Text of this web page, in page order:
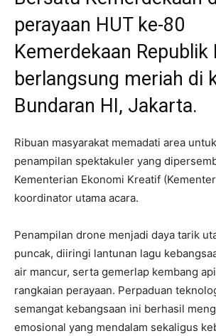
perayaan HUT ke-80
Kemerdekaan Republik
berlangsung meriah di
Bundaran HI, Jakarta.
Ribuan masyarakat memadati area
penampilan spektakuler yang
Kementerian Ekonomi Kreatif
koordinator utama acara.
Penampilan drone menjadi daya tarik
puncak, diiringi lantunan lagu
air mancur, serta gemerlap kembang
rangkaian perayaan. Perpaduan
semangat kebangsaan ini berhasil
emosional yang mendalam sekaligus